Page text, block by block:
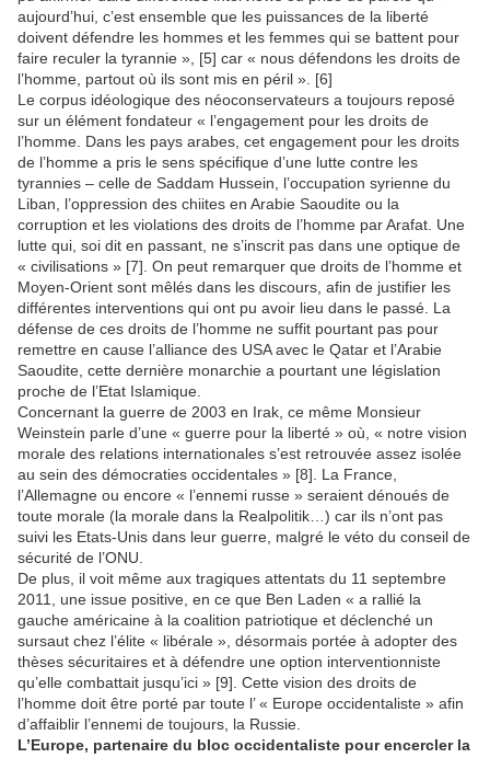
aujourd’hui, c’est ensemble que les puissances de la liberté
doivent défendre les hommes et les femmes qui se battent pour
faire reculer la tyrannie », [5] car « nous défendons les droits de
l’homme, partout où ils sont mis en péril ». [6]
Le corpus idéologique des néoconservateurs a toujours reposé
sur un élément fondateur « l’engagement pour les droits de
l’homme. Dans les pays arabes, cet engagement pour les droits
de l’homme a pris le sens spécifique d’une lutte contre les
tyrannies – celle de Saddam Hussein, l’occupation syrienne du
Liban, l’oppression des chiites en Arabie Saoudite ou la
corruption et les violations des droits de l’homme par Arafat. Une
lutte qui, soi dit en passant, ne s’inscrit pas dans une optique de
« civilisations » [7]. On peut remarquer que droits de l’homme et
Moyen-Orient sont mêlés dans les discours, afin de justifier les
différentes interventions qui ont pu avoir lieu dans le passé. La
défense de ces droits de l’homme ne suffit pourtant pas pour
remettre en cause l’alliance des USA avec le Qatar et l’Arabie
Saoudite, cette dernière monarchie a pourtant une législation
proche de l’Etat Islamique.
Concernant la guerre de 2003 en Irak, ce même Monsieur
Weinstein parle d’une « guerre pour la liberté » où, « notre vision
morale des relations internationales s’est retrouvée assez isolée
au sein des démocraties occidentales » [8]. La France,
l’Allemagne ou encore « l’ennemi russe » seraient dénoués de
toute morale (la morale dans la Realpolitik…) car ils n’ont pas
suivi les Etats-Unis dans leur guerre, malgré le véto du conseil de
sécurité de l’ONU.
De plus, il voit même aux tragiques attentats du 11 septembre
2011, une issue positive, en ce que Ben Laden « a rallié la
gauche américaine à la coalition patriotique et déclenché un
sursaut chez l’élite « libérale », désormais portée à adopter des
thèses sécuritaires et à défendre une option interventionniste
qu’elle combattait jusqu’ici » [9]. Cette vision des droits de
l’homme doit être porté par toute l’ « Europe occidentaliste » afin
d’affaiblir l’ennemi de toujours, la Russie.
L’Europe, partenaire du bloc occidentaliste pour encercler la